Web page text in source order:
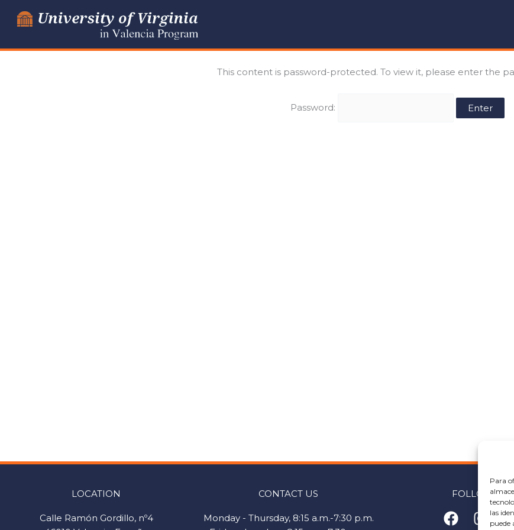
Para
las
puede
This content is password-protected. To view it, please enter the
Password:
LOCATION
Calle Ramón Gordillo, nº4
CONTACT US
Monday - Thursday, 8:15 a.m.-7:30 p.m.
FOLLOW US
F